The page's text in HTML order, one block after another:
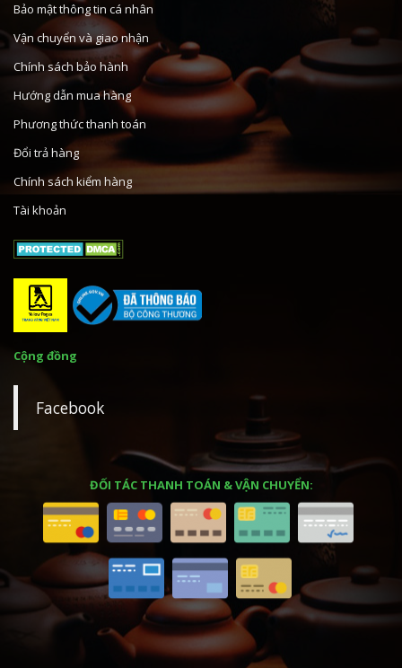
Bảo mật thông tin cá nhân
Vận chuyển và giao nhận
Chính sách bảo hành
Hướng dẫn mua hàng
Phương thức thanh toán
Đổi trả hàng
Chính sách kiểm hàng
Tài khoản
Cộng đồng
Facebook
ĐỐI TÁC THANH TOÁN & VẬN CHUYỂN: